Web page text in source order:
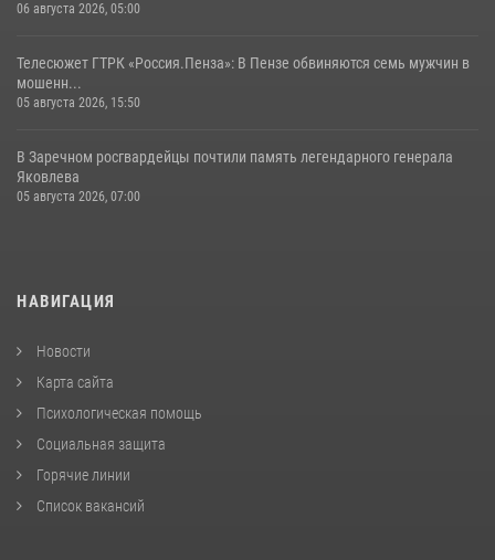
06 августа 2026, 05:00
Телесюжет ГТРК «Россия.Пенза»: В Пензе обвиняются семь мужчин в
мошенн...
05 августа 2026, 15:50
В Заречном росгвардейцы почтили память легендарного генерала
Яковлева
05 августа 2026, 07:00
НАВИГАЦИЯ
Новости
Карта сайта
Психологическая помощь
Социальная защита
Горячие линии
Список вакансий